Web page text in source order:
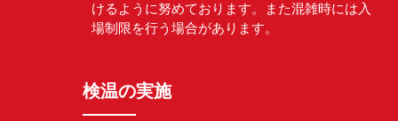
けるように努めております。また混雑時には入
場制限を行う場合があります。
検温の実施